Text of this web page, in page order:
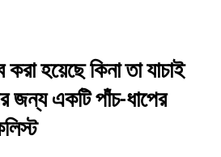
হয়েছে কিনা তা যাচাই
জন্য একটি পাঁচ-ধাপের